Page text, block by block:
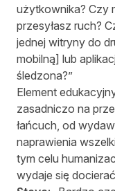
użytkownika? Czy
przesyłasz ruch?
jednej witryny do
mobilną] lub
śledzona?”
Element
zasadniczo na
łańcuch, od
naprawienia
tym celu
wydaje się